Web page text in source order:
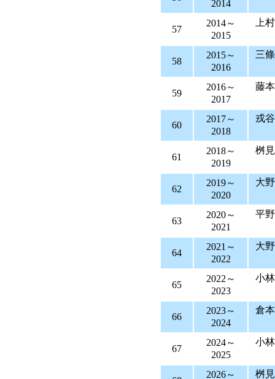
2014
57
2014～
2015
58
2015～
2016
三
59
2016～
2017
60
2017～
2018
戎
61
2018～
2019
桝
62
2019～
2020
大
63
2020～
2021
平
64
2021～
2022
大
65
2022～
2023
小
66
2023～
2024
67
2024～
2025
小
2026～
桝